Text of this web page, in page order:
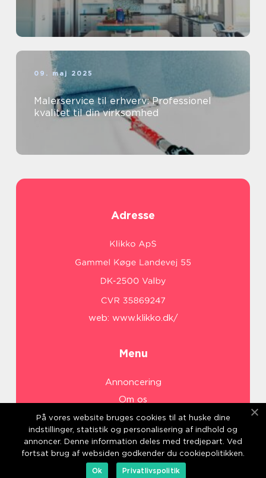
09. maj 2025
Malerservice til erhverv: Professionel
kvalitet til din virksomhed
Adresse
web: www.klikko.dk/
Menu
Annoncering
Om os
Cookies
Kontakt os
Sitemap
På vores website bruges cookies til at huske dine
indstillinger, statistik og personalisering af indhold og
annoncer. Denne information deles med tredjepart. Ved
fortsat brug af websiden godkender du cookiepolitikken.
Ok
Privatlivspolitik